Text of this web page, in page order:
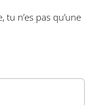
tu n’es pas qu’une